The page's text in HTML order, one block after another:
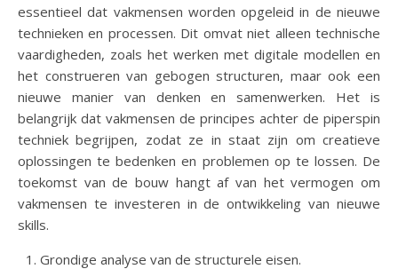
essentieel dat vakmensen worden opgeleid in de nieuwe
technieken en processen. Dit omvat niet alleen technische
vaardigheden, zoals het werken met digitale modellen en
het construeren van gebogen structuren, maar ook een
nieuwe manier van denken en samenwerken. Het is
belangrijk dat vakmensen de principes achter de piperspin
techniek begrijpen, zodat ze in staat zijn om creatieve
oplossingen te bedenken en problemen op te lossen. De
toekomst van de bouw hangt af van het vermogen om
vakmensen te investeren in de ontwikkeling van nieuwe
skills.
Grondige analyse van de structurele eisen.